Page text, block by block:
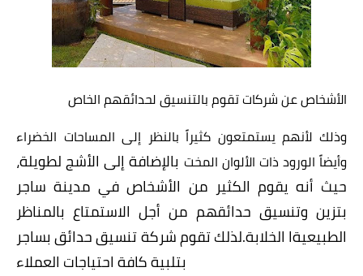
الأشخاص عن شركات تقوم بالتنسيق لحدائقهم الخاص
وذلك لأنهم يستمتعون كثيراً بالنظر إلى المساحات الخضراء
وأيضاً الورود ذات الألوان المخت بالإضافة إلى الأشج لطويلة،
حيث أنه يقوم الكثير من الأشخاص في مدينة ساجر
بتزين وتنسيق حدائقهم من أجل الاستمتاع بالمناظر
الطبيعيةا الخلابة.لذلك تقوم شركة تنسيق حدائق بساجر
بتلبية كافة احتياجات العملاء